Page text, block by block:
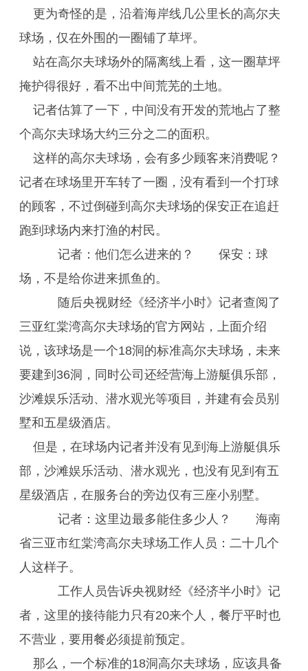
更为奇怪的是，沿着海岸线几公里长的高尔夫
球场，仅在外围的一圈铺了草坪。
站在高尔夫球场外的隔离线上看，这一圈草坪
掩护得很好，看不出中间荒芜的土地。
记者估算了一下，中间没有开发的荒地占了整
个高尔夫球场大约三分之二的面积。
这样的高尔夫球场，会有多少顾客来消费呢？
记者在球场里开车转了一圈，没有看到一个打球
的顾客，不过倒碰到高尔夫球场的保安正在追赶
跑到球场内来打渔的村民。
记者：他们怎么进来的？ 保安：球
场，不是给你进来抓鱼的。
随后央视财经《经济半小时》记者查阅了
三亚红棠湾高尔夫球场的官方网站，上面介绍
说，该球场是一个18洞的标准高尔夫球场，未来
要建到36洞，同时公司还经营海上游艇俱乐部，
沙滩娱乐活动、潜水观光等项目，并建有会员别
墅和五星级酒店。
但是，在球场内记者并没有见到海上游艇俱乐
部，沙滩娱乐活动、潜水观光，也没有见到有五
星级酒店，在服务台的旁边仅有三座小别墅。
记者：这里边最多能住多少人？ 海南
省三亚市红棠湾高尔夫球场工作人员：二十几个
人这样子。
工作人员告诉央视财经《经济半小时》记
者，这里的接待能力只有20来个人，餐厅平时也
不营业，要用餐必须提前预定。
那么，一个标准的18洞高尔夫球场，应该具备